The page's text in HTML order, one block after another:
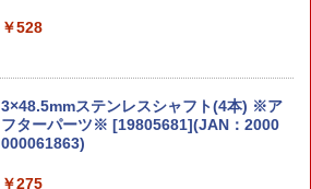
ランスヘブン ガンダムブレイカー バト
ローグ プラモデル(5062024) バンダイス
ピリッツ(20211106)
￥3,350
e Disney Traditions ギフト プレゼント
人形置物 プー アンド フレンズ スノーマ
ン (くまのプーさん) ティガー ピグレッ
ーゲット(20150223)
東京マルイ 18才以上用電動ハンドガン
マガジン エアガン用
￥528
3×48.5mmステンレスシャフト(4本) ※ア
フターパーツ※ [19805681](JAN：2000
000061863)
￥275